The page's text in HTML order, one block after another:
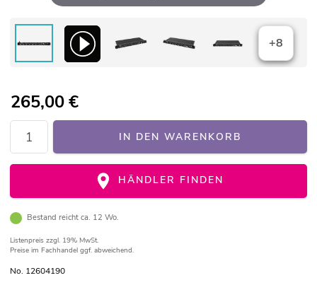
+8
265,00€
IN DEN WARENKORB
HÄNDLER FINDEN
Bestand reicht ca. 12 Wo.
Listenpreis zzgl. 19% MwSt.
Preise im Fachhandel ggf. abweichend.
No. 12604190